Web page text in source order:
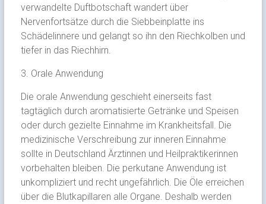
verwandelte Duftbotschaft wandert über
Nervenfortsätze durch die Siebbeinplatte ins
Schädelinnere und gelangt so ihn den Riechkolben und
tiefer in das Riechhirn.
3. Orale Anwendung
Die orale Anwendung geschieht einerseits fast
tagtäglich durch aromatisierte Getränke und Speisen
oder durch gezielte Einnahme im Krankheitsfall. Die
medizinische Verschreibung zur inneren Einnahme
sollte in Deutschland Ärztinnen und Heilpraktikerinnen
vorbehalten bleiben. Die perkutane Anwendung ist
unkompliziert und recht ungefährlich. Die Öle erreichen
über die Blutkapillaren alle Organe. Deshalb werden